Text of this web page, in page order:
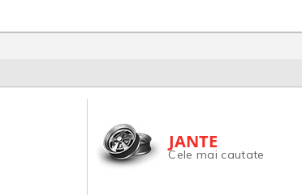
JANTE
Cele mai cautate